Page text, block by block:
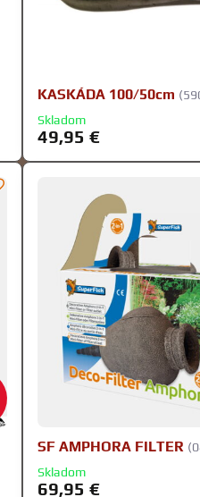
KASKÁDA 100/50cm
Skladom
49,95 €
SF AMPHORA FILTER
Skladom
69,95 €